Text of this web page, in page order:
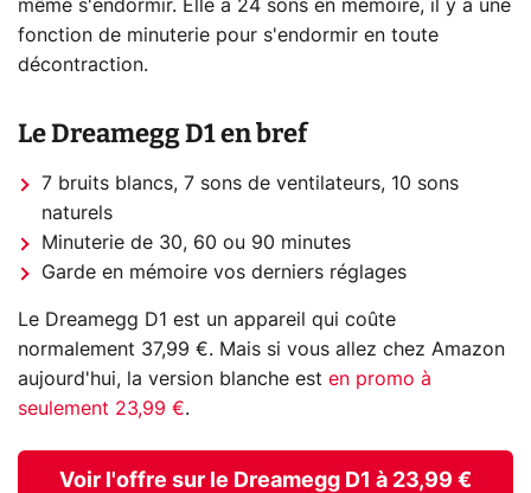
même s'endormir. Elle a 24 sons en mémoire, il y a une
fonction de minuterie pour s'endormir en toute
décontraction.
Le Dreamegg D1 en bref
7 bruits blancs, 7 sons de ventilateurs, 10 sons
naturels
Minuterie de 30, 60 ou 90 minutes
Garde en mémoire vos derniers réglages
Le Dreamegg D1 est un appareil qui coûte
normalement 37,99 €. Mais si vous allez chez Amazon
aujourd'hui, la version blanche est en promo à
seulement 23,99 €.
Voir l'offre sur le Dreamegg D1 à 23,99 €